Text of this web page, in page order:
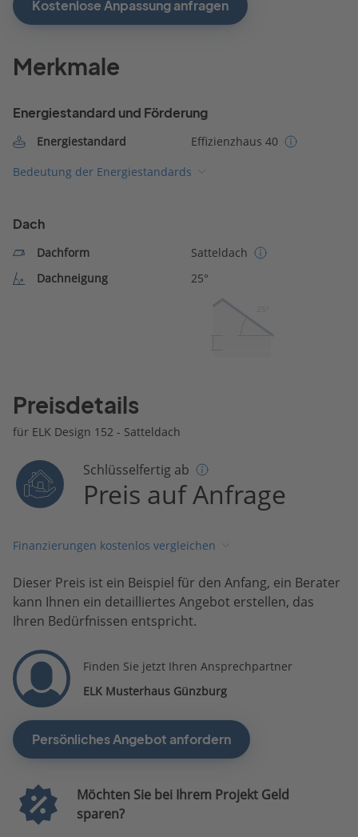
Kostenlose Anpassung anfragen
Merkmale
Energiestandard und Förderung
Energiestandard
Effizienzhaus 40
Bedeutung der Energiestandards
Dach
Dachform
Satteldach
Dachneigung
25°
Preisdetails
für ELK Design 152 - Satteldach
Schlüsselfertig ab
Preis auf Anfrage
Finanzierungen kostenlos vergleichen
Dieser Preis ist ein Beispiel für den Anfang, ein Berater
kann Ihnen ein detailliertes Angebot erstellen, das
Ihren Bedürfnissen entspricht.
Finden Sie jetzt Ihren Ansprechpartner
ELK Musterhaus Günzburg
Persönliches Angebot anfordern
Möchten Sie bei Ihrem Projekt Geld
sparen?